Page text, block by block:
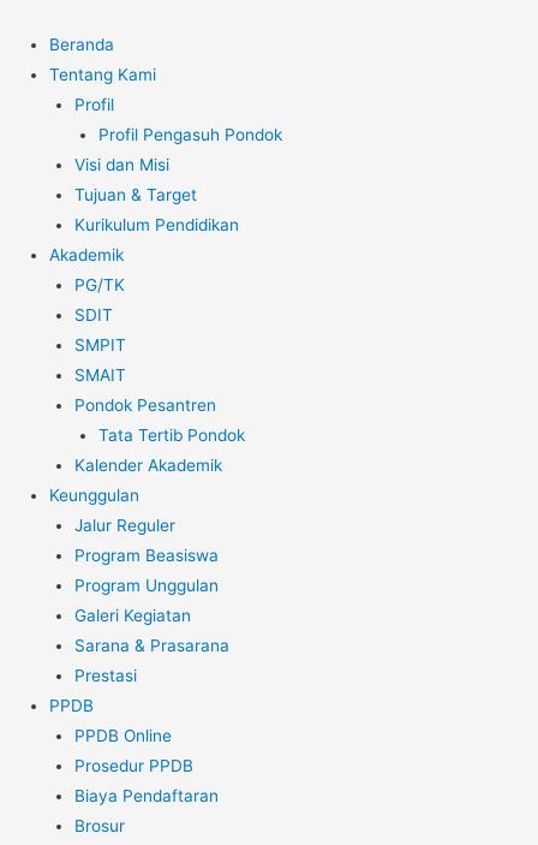
Beranda
Tentang Kami
Profil
Profil Pengasuh Pondok
Visi dan Misi
Tujuan & Target
Kurikulum Pendidikan
Akademik
PG/TK
SDIT
SMPIT
SMAIT
Pondok Pesantren
Tata Tertib Pondok
Kalender Akademik
Keunggulan
Jalur Reguler
Program Beasiswa
Program Unggulan
Galeri Kegiatan
Sarana & Prasarana
Prestasi
PPDB
PPDB Online
Prosedur PPDB
Biaya Pendaftaran
Brosur